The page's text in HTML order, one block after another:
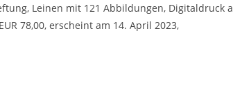
Leinen mit 121 Abbildungen, Digitaldruck
78,00, erscheint am 14. April 2023,